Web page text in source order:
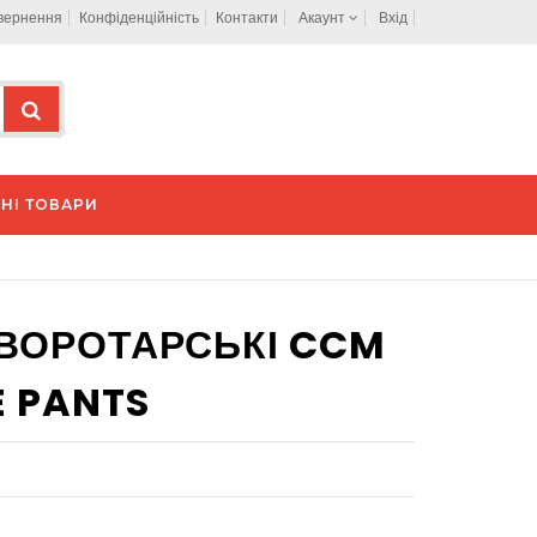
Конфіденційність Контакти Акаунт Вхід
ТОВАРИ
CCM
PANTS